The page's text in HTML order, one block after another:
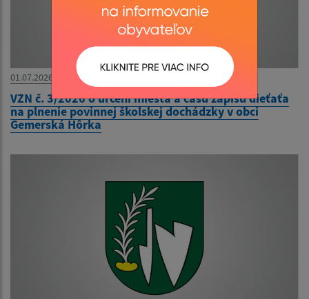
01.07.2026
VZN č. 3/2026 o určení miesta a času zápisu dieťaťa
na plnenie povinnej školskej dochádzky v obci
Gemerská Hôrka